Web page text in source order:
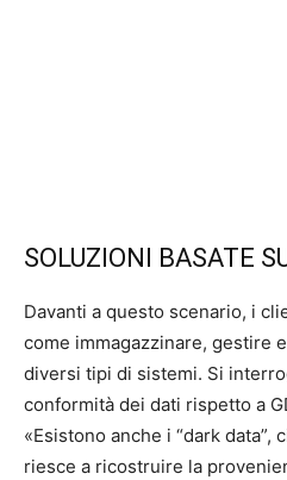
SOLUZIONI BASATE
Davanti a questo scenario, i
come immagazzinare, gestire
diversi tipi di sistemi. Si
conformità dei dati rispetto a
«Esistono anche i “dark data”,
riesce a ricostruire la